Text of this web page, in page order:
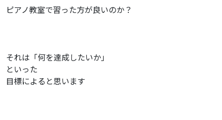
ピアノ教室で習った方が良いのか？
それは「何を達成したいか」
といった
目標によると思います